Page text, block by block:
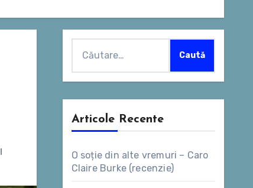
după:
Articole Recente
O soție din alte vremuri – Caro
Claire Burke (recenzie)